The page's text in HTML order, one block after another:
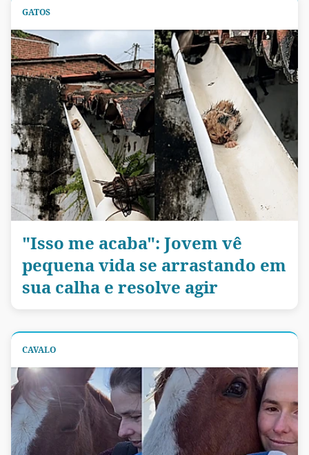
GATOS
"Isso me acaba": Jovem vê
pequena vida se arrastando em
sua calha e resolve agir
CAVALO